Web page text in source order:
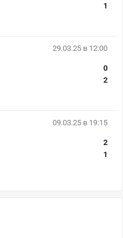
1
29.03.25 в 12:00
0
2
09.03.25 в 19:15
2
1